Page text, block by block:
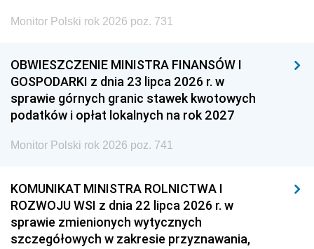
Monitor Polski rok 2026 poz. 731
OBWIESZCZENIE MINISTRA FINANSÓW I
GOSPODARKI z dnia 23 lipca 2026 r. w
sprawie górnych granic stawek kwotowych
podatków i opłat lokalnych na rok 2027
Monitor Polski rok 2026 poz. 741
KOMUNIKAT MINISTRA ROLNICTWA I
ROZWOJU WSI z dnia 22 lipca 2026 r. w
sprawie zmienionych wytycznych
szczegółowych w zakresie przyznawania,